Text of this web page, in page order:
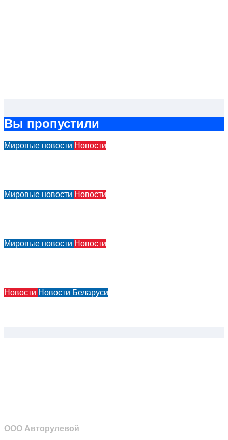
Вы пропустили
Мировые новости Новости
Мировые новости Новости
Мировые новости Новости
Новости Новости Беларуси
ООО Авторулевой